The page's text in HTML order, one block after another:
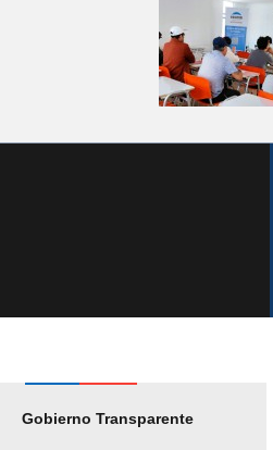
Gobierno Transparente